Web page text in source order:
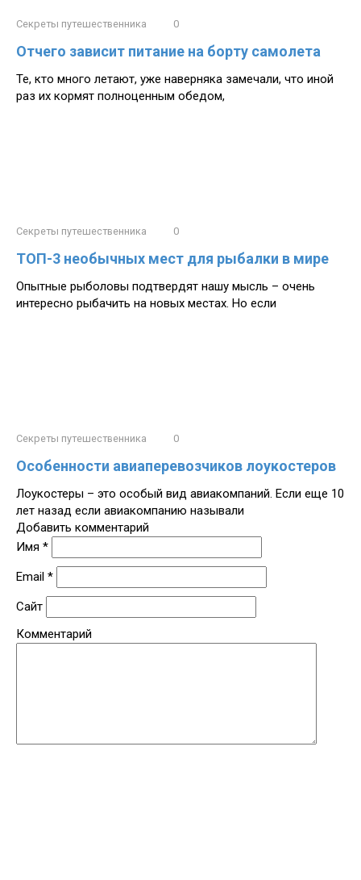
Секреты путешественника 0
Отчего зависит питание на борту самолета
Те, кто много летают, уже наверняка замечали, что иной
раз их кормят полноценным обедом,
Секреты путешественника 0
ТОП-3 необычных мест для рыбалки в мире
Опытные рыболовы подтвердят нашу мысль – очень
интересно рыбачить на новых местах. Но если
Секреты путешественника 0
Особенности авиаперевозчиков лоукостеров
Лоукостеры – это особый вид авиакомпаний. Если еще 10
лет назад если авиакомпанию называли
Добавить комментарий
Имя *
Email *
Сайт
Комментарий